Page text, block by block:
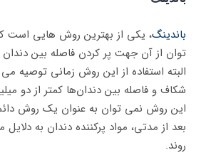
باندینگ، یکی از بهترین روش هایی است
توان از آن جهت پر کردن فاصله بین دندان
البته استفاده از این روش زمانی توصیه
شکاف و فاصله بین دندان‌ها کمتر از دو
این روش نمی توان به عنوان یک روش
بعد از مدتی، مواد پرکننده دندان به
روند.